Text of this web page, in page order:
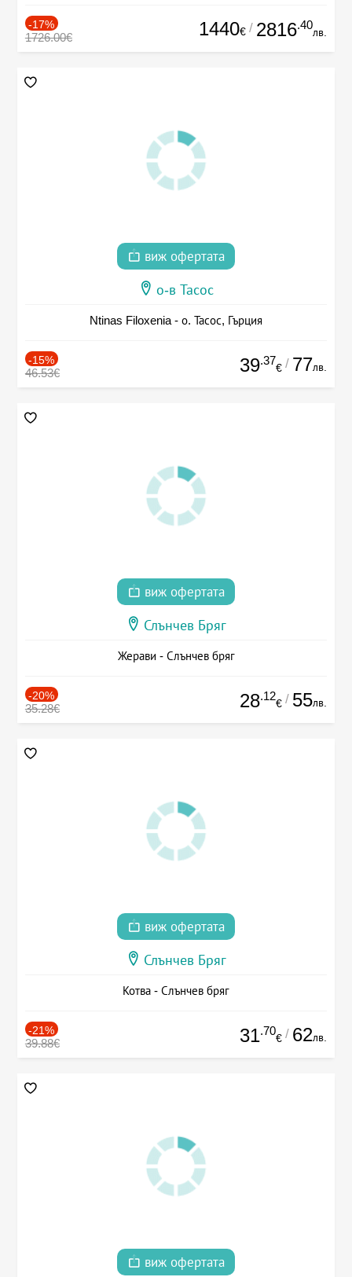
-17%
1726.00€ 1440€ / 2816.40
лв.
виж офертата
о-в Тасос
Ntinas Filoxenia - о. Тасос, Гърция
-15%
46.53€ 39.37
€ / 77лв.
виж офертата
Слънчев Бряг
Жерави - Слънчев бряг
-20%
35.28€ 28.12
€ / 55лв.
виж офертата
Слънчев Бряг
Котва - Слънчев бряг
-21%
39.88€ 31.70
€ / 62лв.
виж офертата